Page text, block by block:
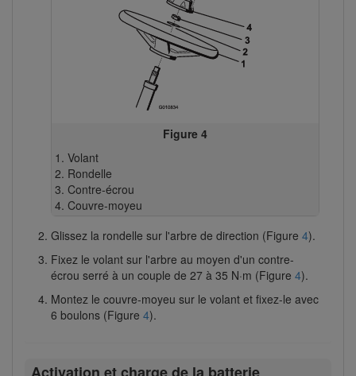
Figure 4
Volant
Rondelle
Contre-écrou
Couvre-moyeu
Glissez la rondelle sur l'arbre de direction (Figure 4).
Fixez le volant sur l'arbre au moyen d'un contre-
écrou serré à un couple de 27 à 35 N·m (Figure 4).
Montez le couvre-moyeu sur le volant et fixez-le avec
6 boulons (Figure 4).